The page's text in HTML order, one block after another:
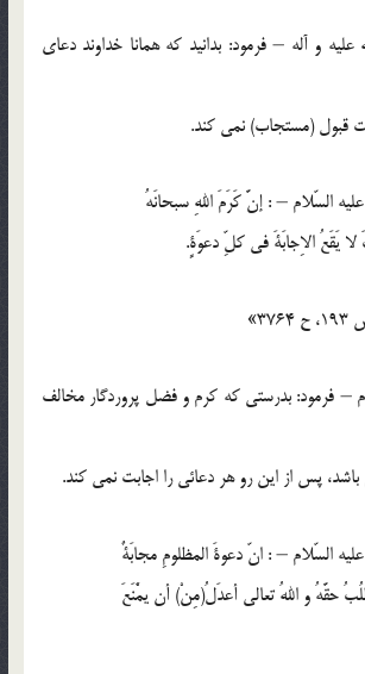
و آله – فرمود: بدانيد كه همانا خداوند دعاي
قبول (مستجاب) نمي كند.
يَقَعُ الاِجابَةَ في كلِّ دعوَةٍ.
– فرمود: بدرستي كه كرم و فضل پروردگار مخالف
پس از اين رو هر دعائي را اجابت نمي كند.
حقَّهُ و اللهُ تعالي أعدَلُ(مِنْ) أن يمَْنَعَ